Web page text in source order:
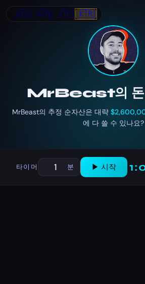
🇺🇸 🇨🇳 🇯🇵 🇰🇷
MrBeast의 돈
MrBeast의 추정 순자산은 대략
에 다 쓸 수 있나요?
타이머 분 ▶ 시작